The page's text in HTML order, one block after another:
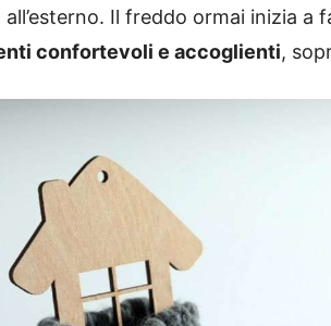
all’esterno. Il freddo ormai inizia a
confortevoli e accoglienti,